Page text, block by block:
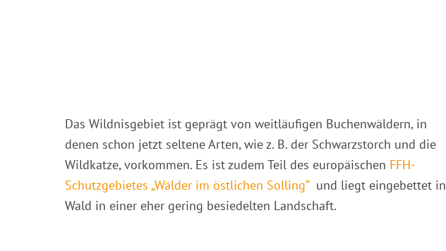
Das Wildnisgebiet ist geprägt von weitläufigen Buchenwäldern, in
denen schon jetzt seltene Arten, wie z. B. der Schwarzstorch und die
Wildkatze, vorkommen. Es ist zudem Teil des europäischen FFH-
Schutzgebietes „Wälder im östlichen Solling“und liegt eingebettet in
Wald in einer eher gering besiedelten Landschaft.